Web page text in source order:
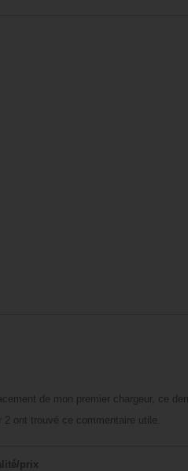
de mon premier chargeur, ce
2 ont trouvé ce commentaire utile.
prix